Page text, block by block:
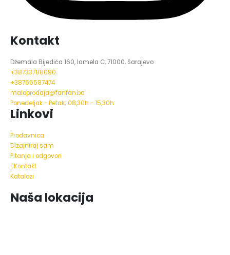
Kontakt
Džemala Bijedića 160, lamela C, 71000, Sarajevo
+38733788090
+38766587474
maloprodaja@fanfan.ba
Ponedeljak - Petak; 08,30h - 15,30h
Linkovi
Prodavnica
Dizajniraj sam
Pitanja i odgovori
Kontakt
Katalozi
Naša lokacija